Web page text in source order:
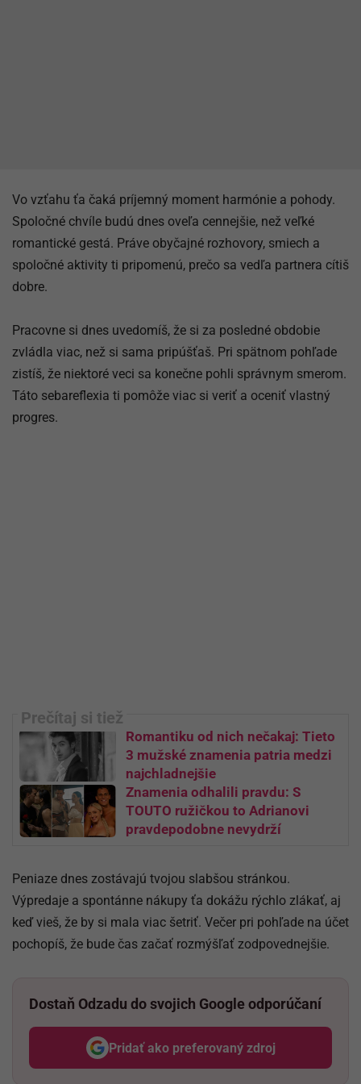
Vo vzťahu ťa čaká príjemný moment harmónie a pohody.
Spoločné chvíle budú dnes oveľa cennejšie, než veľké
romantické gestá. Práve obyčajné rozhovory, smiech a
spoločné aktivity ti pripomenú, prečo sa vedľa partnera cítiš
dobre.
Pracovne si dnes uvedomíš, že si za posledné obdobie
zvládla viac, než si sama pripúšťaš. Pri spätnom pohľade
zistíš, že niektoré veci sa konečne pohli správnym smerom.
Táto sebareflexia ti pomôže viac si veriť a oceniť vlastný
progres.
Romantiku od nich nečakaj: Tieto
3 mužské znamenia patria medzi
najchladnejšie
Znamenia odhalili pravdu: S
TOUTO ružičkou to Adrianovi
pravdepodobne nevydrží
Peniaze dnes zostávajú tvojou slabšou stránkou.
Výpredaje a spontánne nákupy ťa dokážu rýchlo zlákať, aj
keď vieš, že by si mala viac šetriť. Večer pri pohľade na účet
pochopíš, že bude čas začať rozmýšľať zodpovednejšie.
Dostaň Odzadu do svojich Google odporúčaní
Pridať ako preferovaný zdroj
Odzadu, odkaz sa otvorí v